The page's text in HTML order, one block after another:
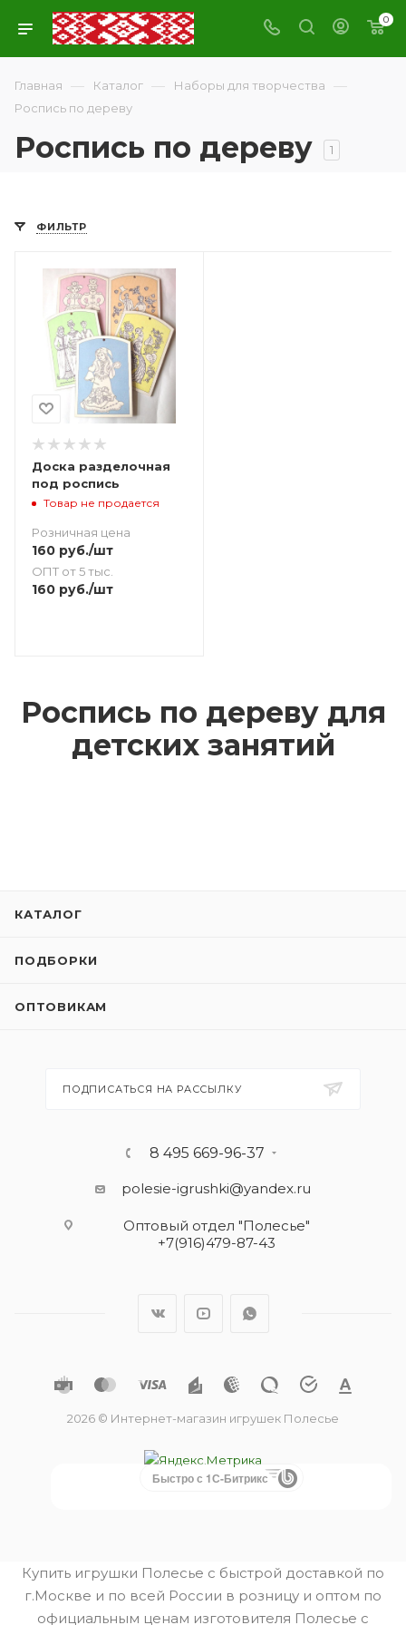
0
Главная — Каталог — Наборы для творчества —
Роспись по дереву
Роспись по дереву 1
ФИЛЬТР
Доска разделочная
под роспись
Товар не продается
Розничная цена
160 руб./шт
ОПТ от 5 тыс.
160 руб./шт
Роспись по дереву для
детских занятий
КАТАЛОГ
ПОДБОРКИ
ОПТОВИКАМ
ПОДПИСАТЬСЯ НА РАССЫЛКУ
8 495 669-96-37
polesie-igrushki@yandex.ru
Оптовый отдел "Полесье"
+7(916)479-87-43
2026 © Интернет-магазин игрушек Полесье
Быстро с 1С-Битрикс
Купить игрушки Полесье с быстрой доставкой по
г.Москве и по всей России в розницу и оптом по
официальным ценам изготовителя Полесье с